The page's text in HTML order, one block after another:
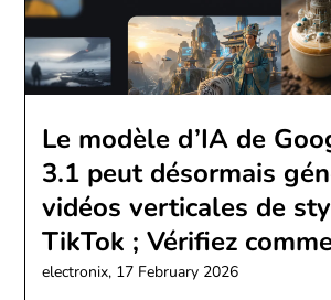
Le modèle d’IA de
3.1 peut désormais
vidéos verticales de
TikTok ; Vérifiez
electronix, 17 February 2026